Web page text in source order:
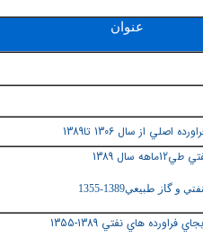
عنوان
1306 تا1389
سال 1389
هاي نفتي 1389-1355